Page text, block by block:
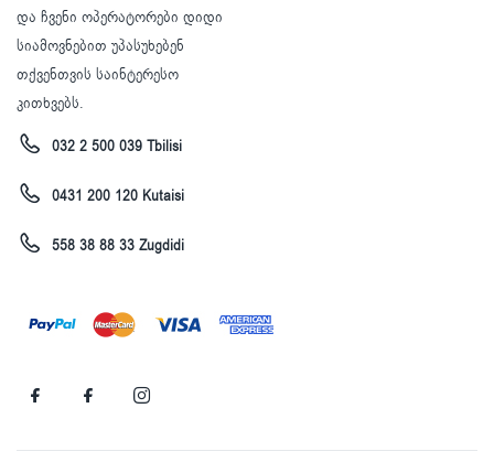
და ჩვენი ოპერატორები დიდი
სიამოვნებით უპასუხებენ
თქვენთვის საინტერესო
კითხვებს.
032 2 500 039 Tbilisi
0431 200 120 Kutaisi
558 38 88 33 Zugdidi